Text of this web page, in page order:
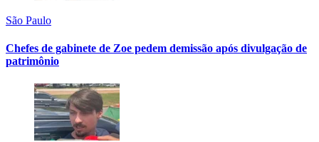
São Paulo
Chefes de gabinete de Zoe pedem demissão após divulgação de
patrimônio